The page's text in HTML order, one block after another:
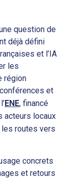
question de
déjà défini
et l’IA
les
région
et
ENE, financé
acteurs locaux
les routes vers
concrets
et retours